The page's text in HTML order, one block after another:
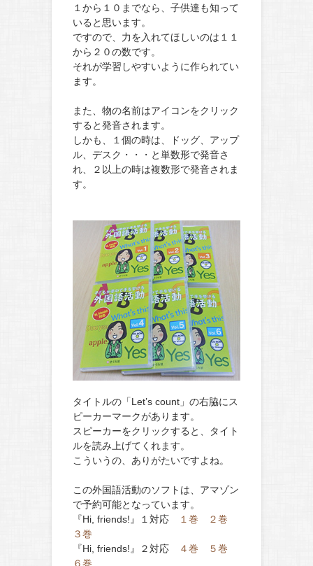
１から１０までなら、子供達も知って
いると思います。
ですので、力を入れてほしいのは１１
から２０の数です。
それが学習しやすいように作られてい
ます。
また、物の名前はアイコンをクリック
すると発音されます。
しかも、１個の時は、ドッグ、アップ
ル、デスク・・・と単数形で発音さ
れ、２以上の時は複数形で発音されま
す。
タイトルの「Let’s count」の右脇にス
ピーカーマークがあります。
スピーカーをクリックすると、タイト
ルを読み上げてくれます。
こういうの、ありがたいですよね。
この外国語活動のソフトは、アマゾン
で予約可能となっています。
『Hi, friends!』１対応
１巻
２巻
３巻
『Hi, friends!』２対応
４巻
５巻
６巻